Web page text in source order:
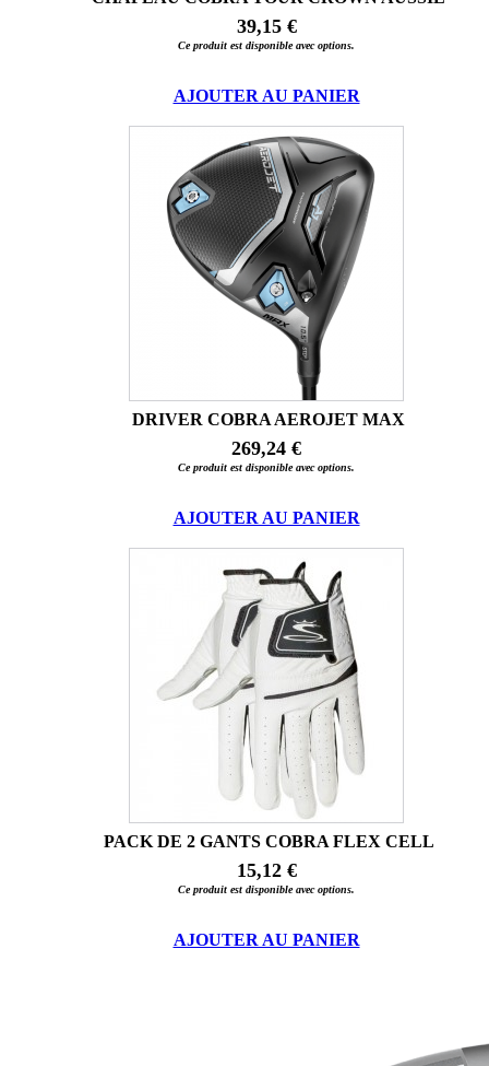
39,15 €
Ce produit est disponible avec options.
AJOUTER AU PANIER
DRIVER COBRA AEROJET MAX
269,24 €
Ce produit est disponible avec options.
AJOUTER AU PANIER
PACK DE 2 GANTS COBRA FLEX CELL
15,12 €
Ce produit est disponible avec options.
AJOUTER AU PANIER